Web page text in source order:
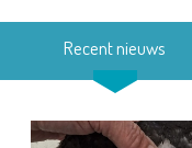
Recent nieuws